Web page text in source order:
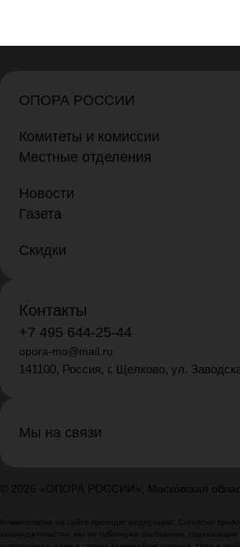
ОПОРА РОССИИ
Комитеты и комиссии
Местные отделения
Новости
Газета
Скидки
Контакты
+7 495 644-25-44
opora-mo@mail.ru
141100, Россия, г. Щелково, ул.
Мы на связи
© 2026 «ОПОРА РОССИИ»: Московская
Комментарии на сайте проходят модерацию. Согласно
законодательства, мы не публикуем сообщения, содержащие